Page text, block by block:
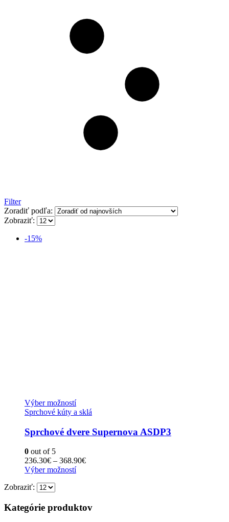
Filter
Zoradiť podľa:
Zobraziť:
-15%
Výber možnostíTento
produkt
viacero
variantov.
si
môžete
vybrať
produktu.
Sprchové kúty a sklá
Sprchové dvere Supernova ASDP3
0 out of 5
236.30€ – 368.90€Price
Výber možnostíTento
variantov.
Zobraziť:
Kategórie produktov